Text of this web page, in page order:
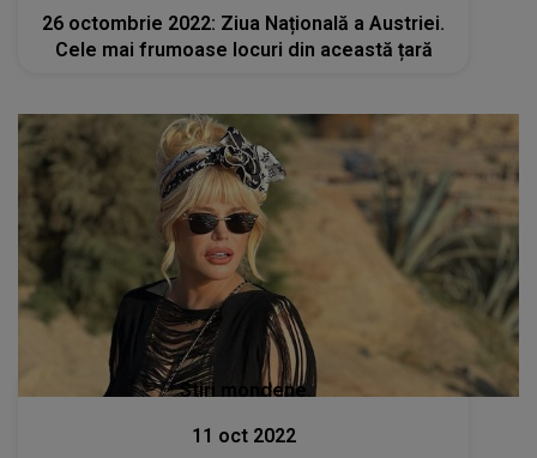
26 octombrie 2022: Ziua Națională a Austriei.
Cele mai frumoase locuri din această țară
Stiri mondene
11 oct 2022